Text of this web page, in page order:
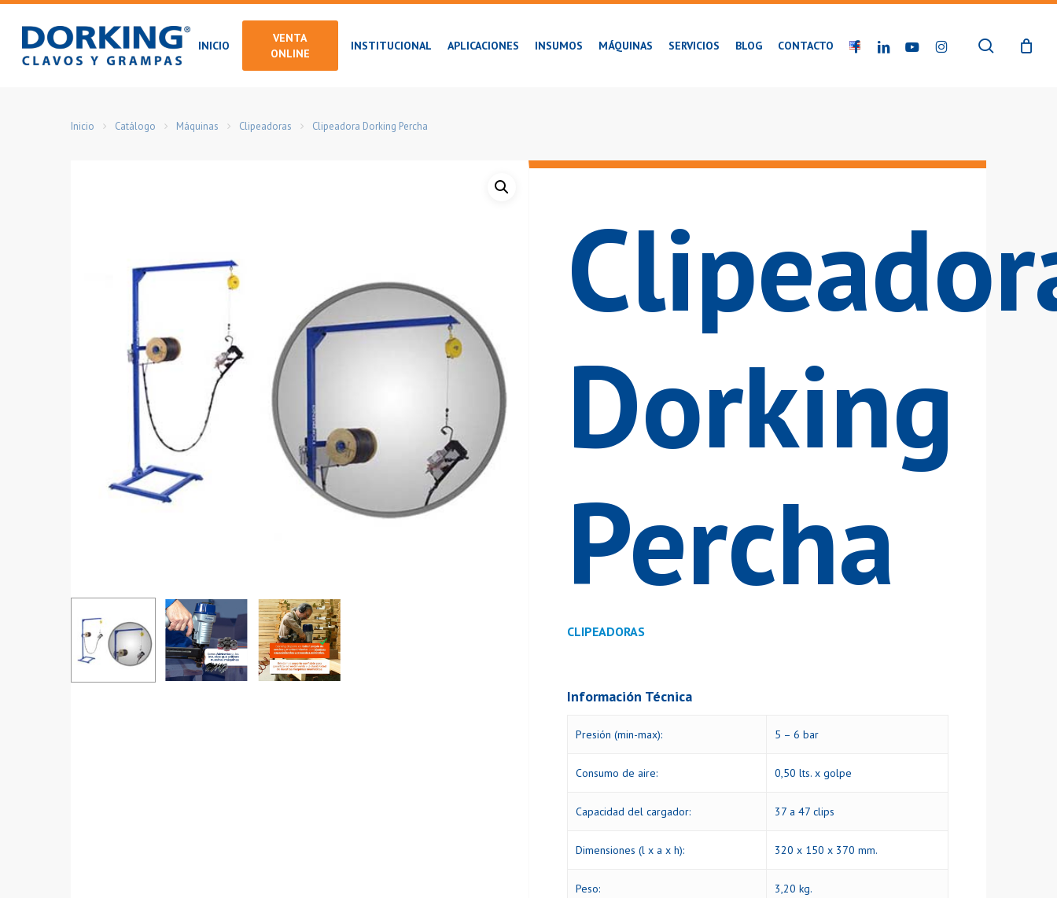
main
Aprieta ENTER para buscar o ESC para cerrar
INICIO
VENTA
ONLINE
INSTITUCIONAL APLICACIONES INSUMOS MÁQUINAS SERVICIOS BLOG CONTACTO FACEBOOKLINKEDINYOUTUBEINSTAGRAM buscar
Inicio Catálogo Máquinas Clipeadoras Clipeadora Dorking Percha
Dorking
Percha
CLIPEADORAS
Información Técnica
Presión (min-max): 5 – 6 bar
Consumo de aire: 0,50 lts. x golpe
Capacidad del cargador: 37 a 47 clips
Dimensiones (l x a x h): 320 x 150 x 370 mm.
Peso: 3,20 kg.